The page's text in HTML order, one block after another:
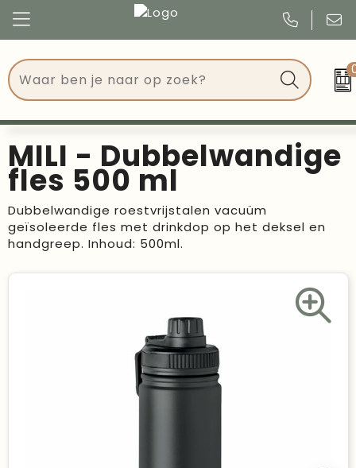
Tassen
Drinkwaren
Events
Give Aways
Geschenken
Duurzame keuzes
Congres
Events
Kerst
Verjaardagen
Voetbal, EK en WK
MILI - Dubbelwandige
fles 500 ml
Dubbelwandige roestvrijstalen vacuüm
geïsoleerde fles met drinkdop op het deksel en
handgreep. Inhoud: 500ml.